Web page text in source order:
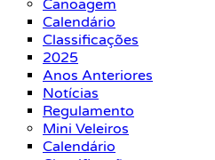
Canoagem
Calendário
Classificações
2025
Anos Anteriores
Notícias
Regulamento
Mini Veleiros
Calendário